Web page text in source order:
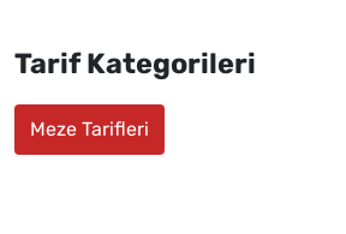
Tarif Kategorileri
Meze Tarifleri